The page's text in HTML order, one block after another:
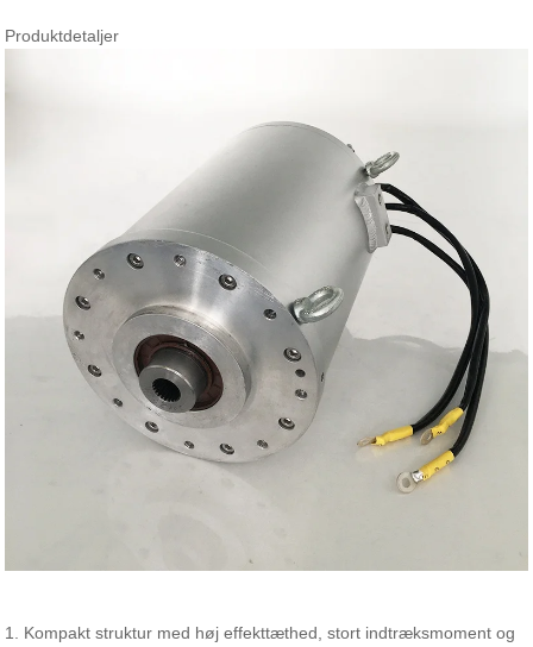
Produktdetaljer
1. Kompakt struktur med høj effekttæthed, stort indtræksmoment og